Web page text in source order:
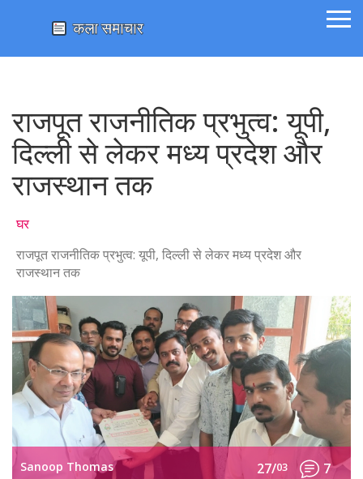
राजपूत राजनीतिक प्रभुत्व: यूपी,
दिल्ली से लेकर मध्य प्रदेश और
राजस्थान तक
घर
राजपूत राजनीतिक प्रभुत्व: यूपी, दिल्ली से लेकर मध्य प्रदेश और
राजस्थान तक
Sanoop Thomas 27/03 7